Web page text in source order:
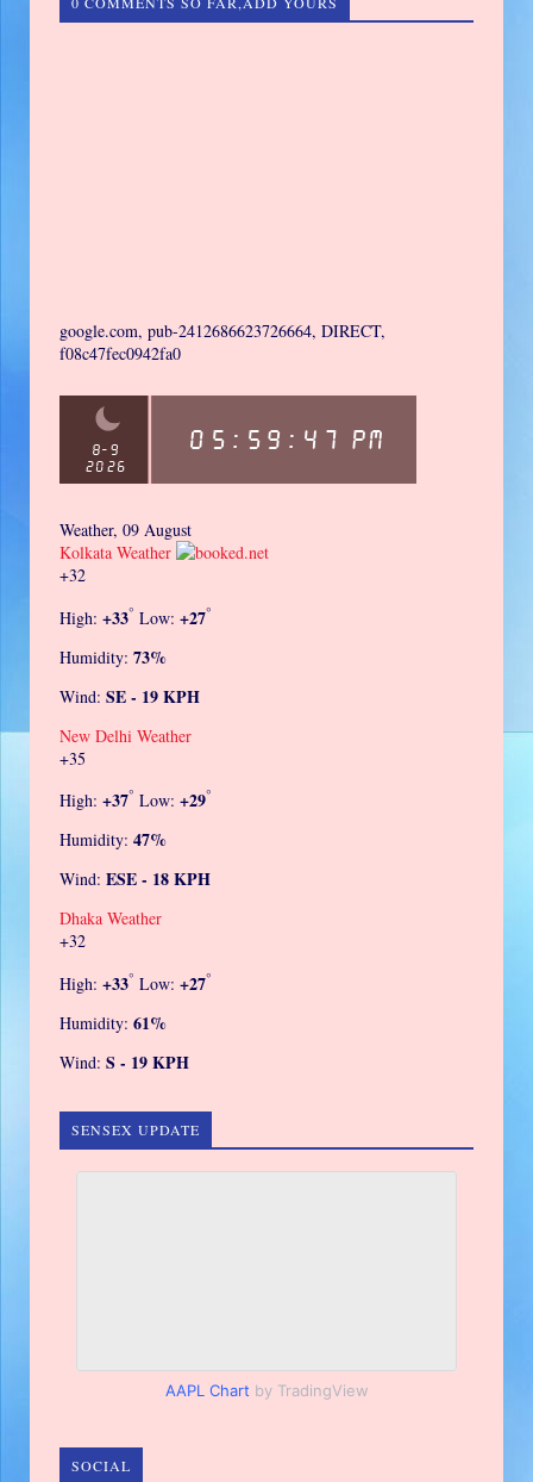
google.com, pub-2412686623726664, DIRECT,
f08c47fec0942fa0
Weather, 09 August
Kolkata Weather
+32
High: +33° Low: +27°
Humidity: 73%
Wind: SE - 19 KPH
New Delhi Weather
+35
High: +37° Low: +29°
Humidity: 47%
Wind: ESE - 18 KPH
Dhaka Weather
+32
High: +33° Low: +27°
Humidity: 61%
Wind: S - 19 KPH
SENSEX UPDATE
AAPL Chart by TradingView
SOCIAL